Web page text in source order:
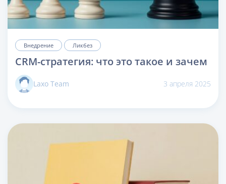
Внедрение Ликбез
CRM-стратегия: что это такое и зачем
Laxo Team 3 апреля 2025